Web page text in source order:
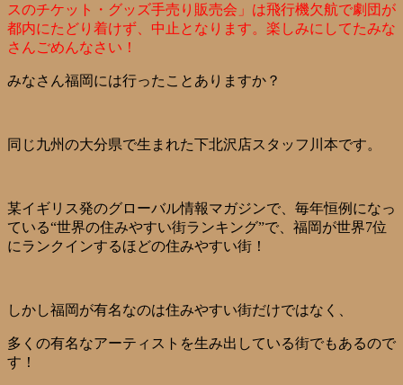
スのチケット・グッズ手売り販売会」は飛行機欠航で劇団が
都内にたどり着けず、中止となります。楽しみにしてたみな
さんごめんなさい！
みなさん福岡には行ったことありますか？
同じ九州の大分県で生まれた下北沢店スタッフ川本です。
某イギリス発のグローバル情報マガジンで、毎年恒例になっ
ている“世界の住みやすい街ランキング”で、福岡が世界7位
にランクインするほどの住みやすい街！
しかし福岡が有名なのは住みやすい街だけではなく、
多くの有名なアーティストを生み出している街でもあるので
す！